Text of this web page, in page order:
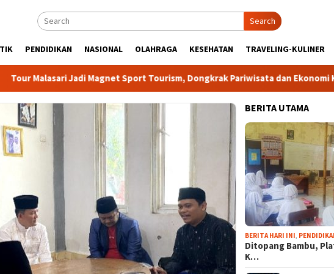
Search
PENDIDIKAN NASIONAL OLAHRAGA KESEHATAN TRAVELING-KULINER
Jadi Magnet Sport Tourism, Dongkrak Pariwisata dan Ekonomi
BERITA UTAMA
BERITA HARI INI
Ditopang Bambu,
K…